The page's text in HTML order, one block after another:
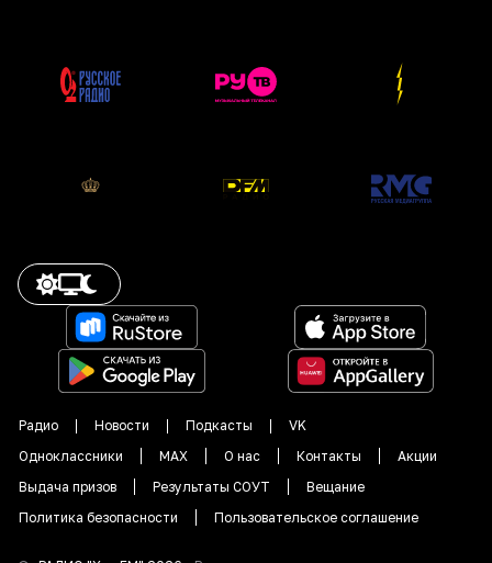
Радио Новости Подкасты
VK
Одноклассники
MAX О нас Контакты
Акции
Выдача призов
Результаты СОУТ
Вещание
Политика безопасности
Пользовательское соглашение